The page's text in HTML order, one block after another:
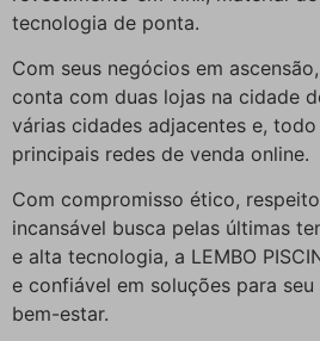
tecnologia de ponta.
Com seus negócios em
conta com duas lojas na cidade
várias cidades adjacentes e,
principais redes de venda online.
Com compromisso ético,
incansável busca pelas últimas
e alta tecnologia, a LEMBO
e confiável em soluções para
bem-estar.